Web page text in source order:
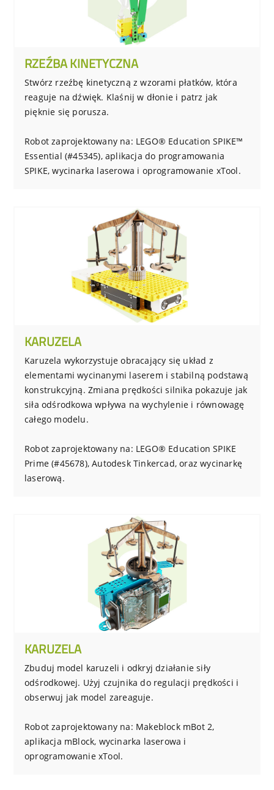
RZEŹBA KINETYCZNA
Stwórz rzeźbę kinetyczną z wzorami płatków, która
reaguje na dźwięk. Klaśnij w dłonie i patrz jak
pięknie się porusza.
Robot zaprojektowany na: LEGO® Education SPIKE™
Essential (#45345), aplikacja do programowania
SPIKE, wycinarka laserowa i oprogramowanie xTool.
KARUZELA
Karuzela wykorzystuje obracający się układ z
elementami wycinanymi laserem i stabilną podstawą
konstrukcyjną. Zmiana prędkości silnika pokazuje jak
siła odśrodkowa wpływa na wychylenie i równowagę
całego modelu.
Robot zaprojektowany na: LEGO® Education SPIKE
Prime (#45678), Autodesk Tinkercad, oraz wycinarkę
laserową.
KARUZELA
Zbuduj model karuzeli i odkryj działanie siły
odśrodkowej. Użyj czujnika do regulacji prędkości i
obserwuj jak model zareaguje.
Robot zaprojektowany na: Makeblock mBot 2,
aplikacja mBlock, wycinarka laserowa i
oprogramowanie xTool.